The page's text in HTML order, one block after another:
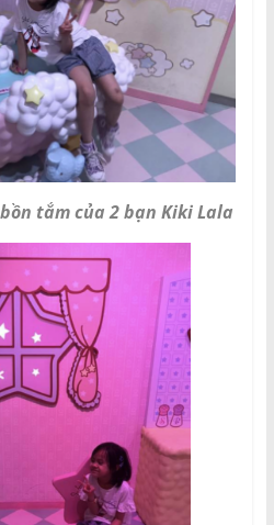
tắm của 2 bạn Kiki Lala